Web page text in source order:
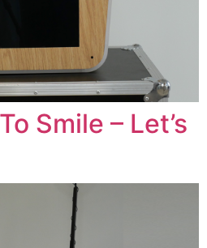
Smile – Let’s